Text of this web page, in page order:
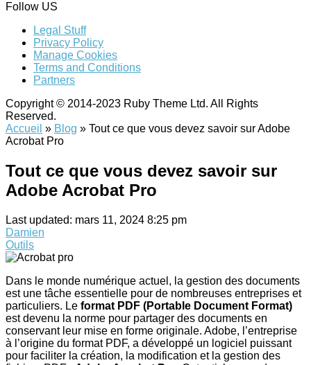
Follow US
Legal Stuff
Privacy Policy
Manage Cookies
Terms and Conditions
Partners
Copyright © 2014-2023 Ruby Theme Ltd. All Rights
Reserved.
Accueil » Blog » Tout ce que vous devez savoir sur Adobe
Acrobat Pro
Tout ce que vous devez savoir sur
Adobe Acrobat Pro
Last updated: mars 11, 2024 8:25 pm
Damien
Outils
Dans le monde numérique actuel, la gestion des documents
est une tâche essentielle pour de nombreuses entreprises et
particuliers. Le format PDF (Portable Document Format)
est devenu la norme pour partager des documents en
conservant leur mise en forme originale. Adobe, l’entreprise
à l’origine du format PDF, a développé un logiciel puissant
pour faciliter la création, la modification et la gestion des